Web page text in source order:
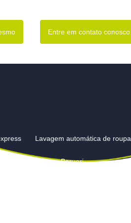
Entre em contato conosco
Lavagem automática de roupa
de cortinas em Barueri